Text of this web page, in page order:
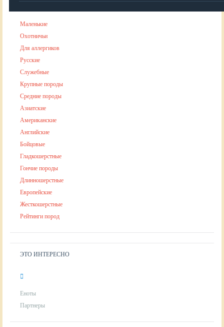
Маленькие
Охотничьи
Для аллергиков
Русские
Служебные
Крупные породы
Средние породы
Азиатские
Американские
Английские
Бойцовые
Гладкошерстные
Гончие породы
Длинношерстные
Европейские
Жесткошерстные
Рейтинги пород
ЭТО ИНТЕРЕСНО
Еноты
Партнеры